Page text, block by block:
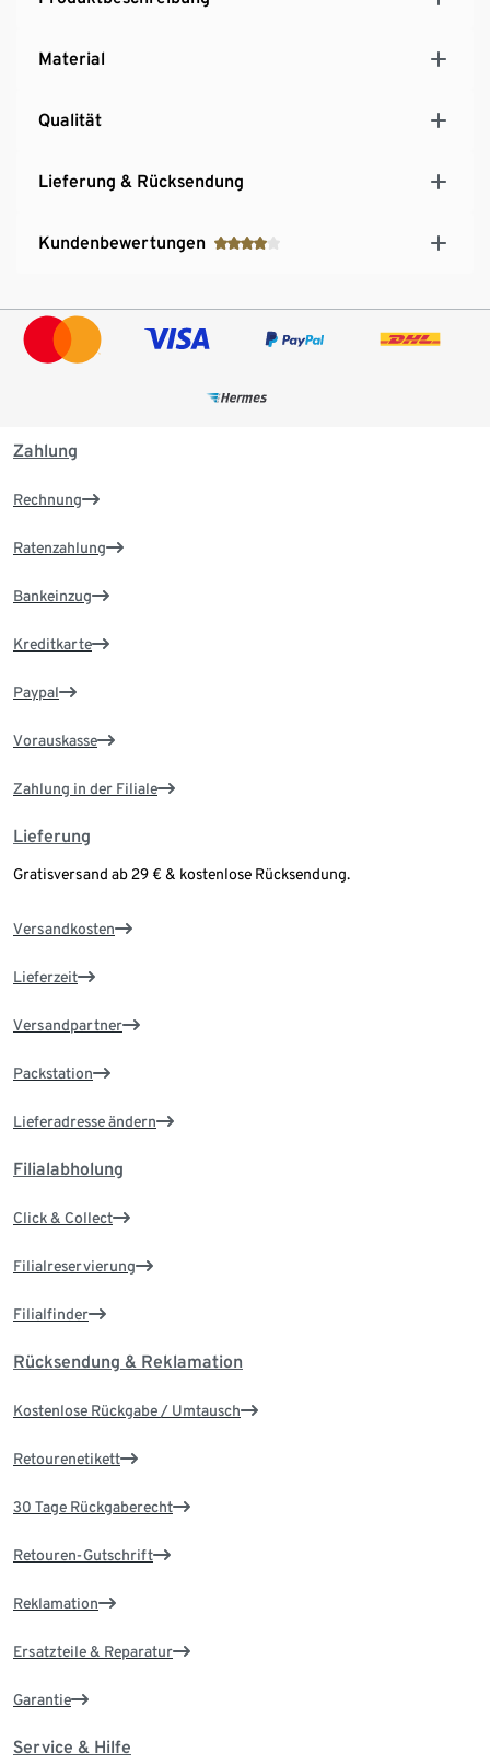
Material
Qualität
Lieferung & Rücksendung
Kundenbewertungen
Zahlung
Rechnung
Ratenzahlung
Bankeinzug
Kreditkarte
Paypal
Vorauskasse
Zahlung in der Filiale
Lieferung
Gratisversand ab 29 € & kostenlose Rücksendung.
Versandkosten
Lieferzeit
Versandpartner
Packstation
Lieferadresse ändern
Filialabholung
Click & Collect
Filialreservierung
Filialfinder
Rücksendung & Reklamation
Kostenlose Rückgabe / Umtausch
Retourenetikett
30 Tage Rückgaberecht
Retouren-Gutschrift
Reklamation
Ersatzteile & Reparatur
Garantie
Service & Hilfe